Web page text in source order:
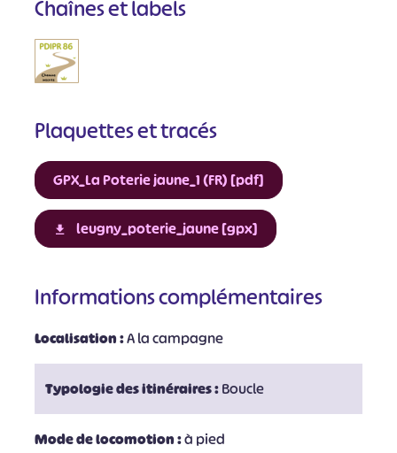
Chaînes et labels
Plaquettes et tracés
GPX_La Poterie jaune_1 (FR) [pdf]
leugny_poterie_jaune [gpx]
Informations complémentaires
Localisation :A la campagne
Typologie des itinéraires :Boucle
Mode de locomotion :à pied